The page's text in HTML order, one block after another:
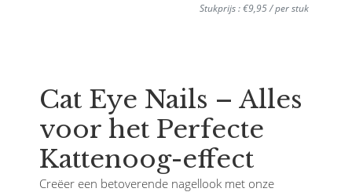
Stukprijs : €9,95 / per stuk
Cat Eye Nails – Alles
voor het Perfecte
Kattenoog-effect
Creëer een betoverende nagellook met onze